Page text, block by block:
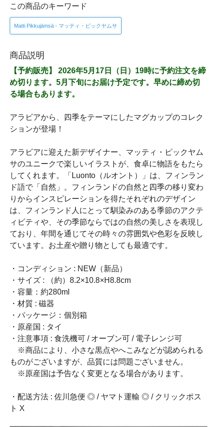
この商品のキーワード
Matti Pikkujämsä - マッティ・ピックヤムサ
商品説明
【予約販売】 2026年5月17日（日）19時に予約注文を締
め切ります。5月下旬にお届け予定です。早めに締め切
る場合もあります。
アラビアから、四季をテーマにしたマグカップのコレク
ションが登場！
アラビアに迎えた新デザイナー、マッティ・ピックヤム
サのユニークで楽しいイラストが、食卓に物語をもたら
してくれます。「Luonto（ルオント）」は、フィンラン
ド語で「自然」。フィンランドの自然と四季の移り変わ
りからインスピレーションを得たそれぞれのデザイン
は、フィンランド人にとって馴染みのある季節のアクテ
ィビティや、その季節ならではの自然の美しさを表現し
ており、年間を通じてその時々の雰囲気や色彩を反映し
ています。お土産や贈り物としても最適です。
・コンディション : NEW（新品）
・サイズ : （約）8.2×10.8×H8.8cm
・容量：約280ml
・材質 : 磁器
・パッケージ：個別箱
・原産国 : タイ
・注意事項 : 食洗機可 / オーブン可 / 電子レンジ可
※商品により、小さな黒点やへこみなどが認められる
ものがございますが、品質には問題ございません。
※原産国は予告なく変更となる場合があります。
・配送方法 : 佐川急便 ◎ / ヤマト運輸 ◎ / クリックポス
ト X